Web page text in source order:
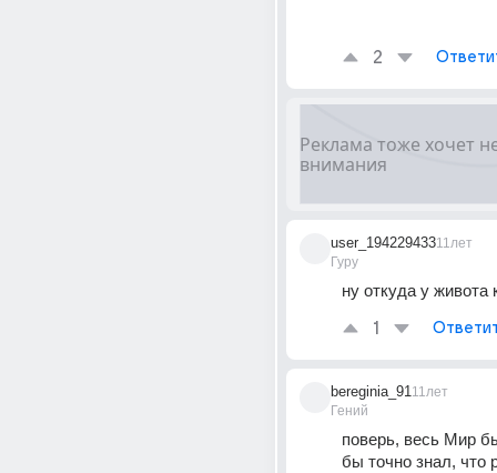
2
user_194229433
Гуру
11лет
ну откуда у живота
1
bereginia_91
Гений
11лет
поверь, весь Мир
бы точно знал, что